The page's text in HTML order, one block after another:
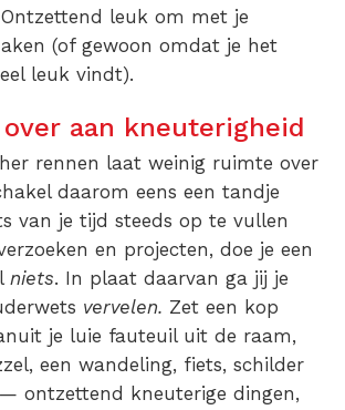
leuk om met je
(of gewoon omdat je het
leuk vindt).
aan kneuterigheid
rennen laat weinig ruimte over
daarom eens een tandje
van je tijd steeds op te vullen
en projecten, doe je een
niets. In plaat daarvan ga jij je
vervelen. Zet een kop
je luie fauteuil uit de raam,
een wandeling, fiets, schilder
ontzettend kneuterige dingen,